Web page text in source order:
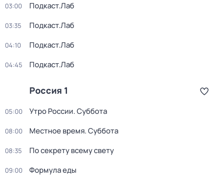
03:00 Подкаст.Лаб
03:35 Подкаст.Лаб
04:10 Подкаст.Лаб
04:45 Подкаст.Лаб
Россия 1
05:00 Утро России. Суббота
08:00 Местное время. Суббота
08:35 По секрету всему свету
09:00 Формула еды